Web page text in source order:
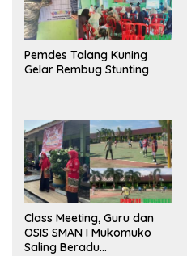
Pemdes Talang Kuning
Gelar Rembug Stunting
Class Meeting, Guru dan
OSIS SMAN I Mukomuko
Saling Beradu